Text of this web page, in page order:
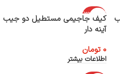
اتمام موجود
ی
کیف جاجیمی مستطیل دو جیب
آینه دار
0 تومان
اطلاعات بیشتر